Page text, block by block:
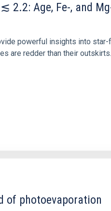
Age, Fe-, and
powerful insights into
are redder than their
of photoevaporation